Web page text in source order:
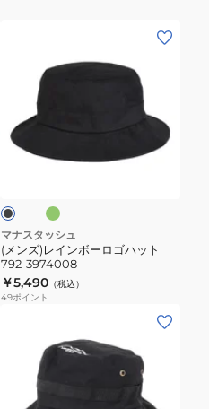
ン
ロ
ゴ
ハ
ッ
ト
マナスタッシュ
(メンズ)レインボーロゴハット
792-3974008
￥5,490 （税込）
49ポイント